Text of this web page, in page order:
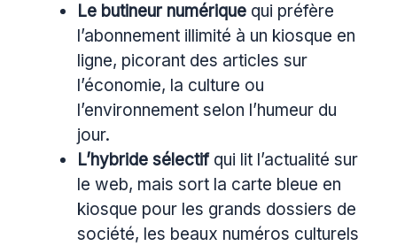
Le butineur numérique qui préfère
l’abonnement illimité à un kiosque en
ligne, picorant des articles sur
l’économie, la culture ou
l’environnement selon l’humeur du
jour.
L’hybride sélectifqui lit l’actualité sur
le web, mais sort la carte bleue en
kiosque pour les grands dossiers de
société, les beaux numéros culturels